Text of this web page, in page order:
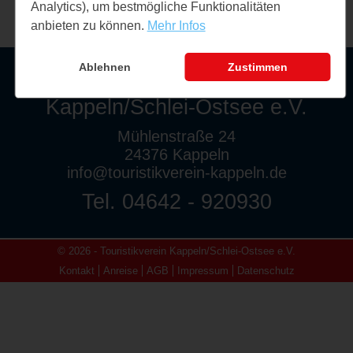
Touristikverein
Kappeln/Schlei-Ostsee e.V.
Mühlenstraße 24
24376 Kappeln
info@touristikverein-kappeln.de
Tel. 04642 - 920930
© 2026 - Touristikverein Kappeln/Schlei-Ostsee e.V.
Kontakt
Anreise AGB Impressum Datenschutz
Analytics), um bestmögliche Funktionalitäten
anbieten zu können. Mehr Infos
Ablehnen Zustimmen